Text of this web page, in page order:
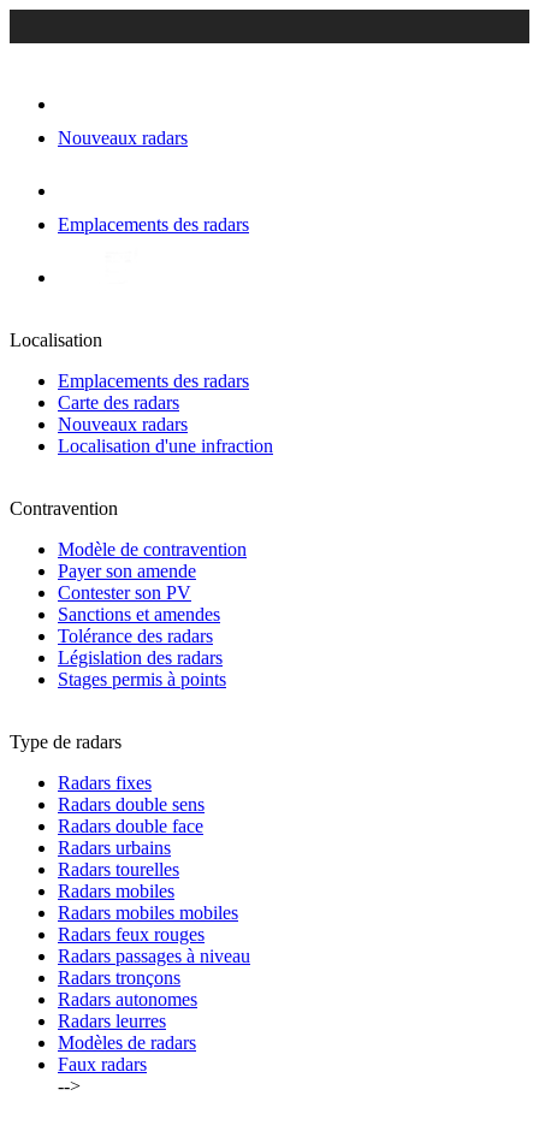
Nouveaux radars
Emplacements des radars
Localisation
Emplacements des radars
Carte des radars
Nouveaux radars
Localisation d'une infraction
Contravention
Modèle de contravention
Payer son amende
Contester son PV
Sanctions et amendes
Tolérance des radars
Législation des radars
Stages permis à points
Type de radars
Radars fixes
Radars double sens
Radars double face
Radars urbains
Radars tourelles
Radars mobiles
Radars mobiles mobiles
Radars feux rouges
Radars passages à niveau
Radars tronçons
Radars autonomes
Radars leurres
Modèles de radars
Faux radars
-->